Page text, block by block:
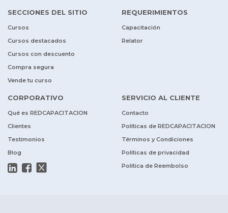
SECCIONES DEL SITIO
Cursos
Cursos destacados
Cursos con descuento
Compra segura
Vende tu curso
REQUERIMIENTOS
Capacitación
Relator
CORPORATIVO
Qué es REDCAPACITACION
Clientes
Testimonios
Blog
SERVICIO AL CLIENTE
Contacto
Políticas de REDCAPACITACION
Términos y Condiciones
Políticas de privacidad
Política de Reembolso